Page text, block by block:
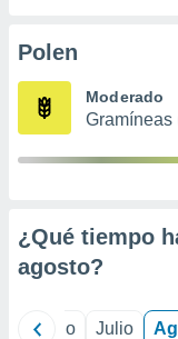
e
mediante
de
1199
Polen
Moderado
Gramíneas
¿Qué tiempo
agosto?
Junio Julio